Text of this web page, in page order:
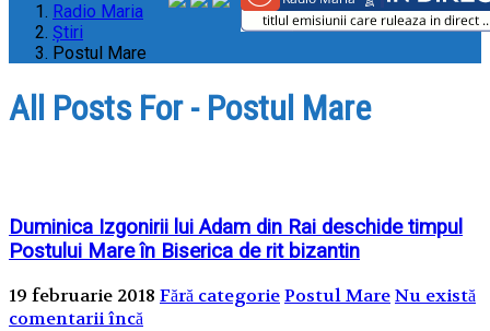
Radio Maria
Ştiri
Postul Mare
All Posts For - Postul Mare
Duminica Izgonirii lui Adam din Rai deschide timpul
Postului Mare în Biserica de rit bizantin
19 februarie 2018 Fără categoriePostul MareNu există
comentarii încă